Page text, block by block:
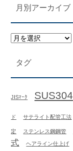
月別アーカイブ
タグ
JISﾏｰｸ SUS304
ド サテライト配管工法
定 ステンレス鋼鋼管
式
ヘアライン仕上げ